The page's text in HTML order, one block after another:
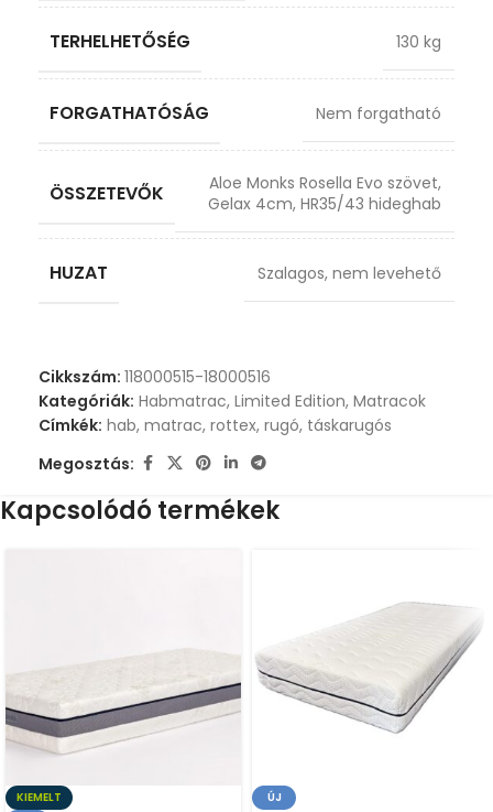
TERHELHETŐSÉG 130 kg
FORGATHATÓSÁG Nem forgatható
ÖSSZETEVŐK Aloe Monks Rosella Evo szövet,
Gelax 4cm, HR35/43 hideghab
HUZAT Szalagos, nem levehető
Cikkszám: 118000515-18000516
Kategóriák: Habmatrac, Limited Edition, Matracok
Címkék: hab, matrac, rottex, rugó, táskarugós
Megosztás:
Kapcsolódó termékek
KIEMELT
ÚJ